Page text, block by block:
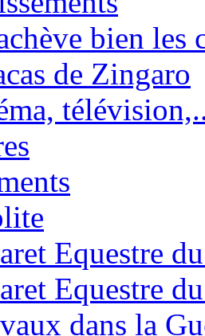
bien les
de Zingaro
Equestre
Equestre
dans la